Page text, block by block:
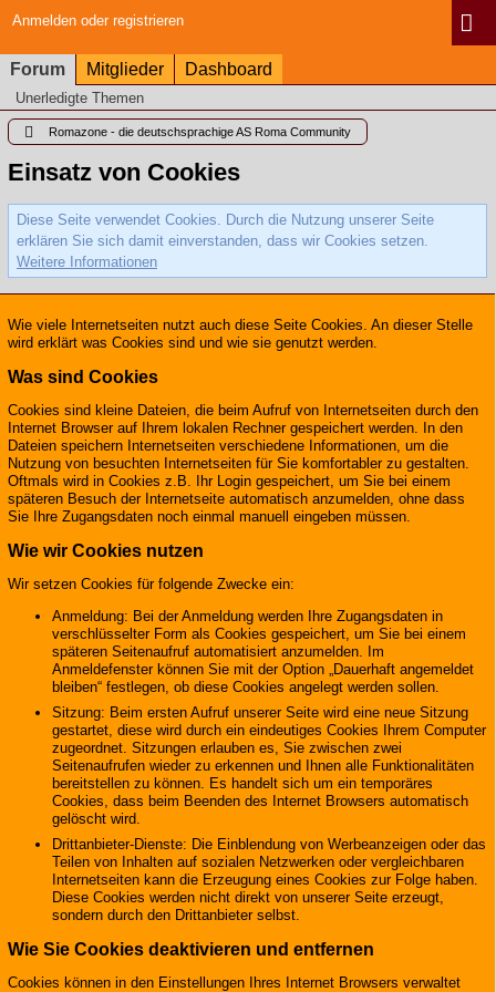
Anmelden oder registrieren
Forum Mitglieder Dashboard
Unerledigte Themen
Romazone - die deutschsprachige AS Roma Community
Einsatz von Cookies
Diese Seite verwendet Cookies. Durch die Nutzung unserer Seite
erklären Sie sich damit einverstanden, dass wir Cookies setzen.
Weitere Informationen
Wie viele Internetseiten nutzt auch diese Seite Cookies. An dieser Stelle
wird erklärt was Cookies sind und wie sie genutzt werden.
Was sind Cookies
Cookies sind kleine Dateien, die beim Aufruf von Internetseiten durch den
Internet Browser auf Ihrem lokalen Rechner gespeichert werden. In den
Dateien speichern Internetseiten verschiedene Informationen, um die
Nutzung von besuchten Internetseiten für Sie komfortabler zu gestalten.
Oftmals wird in Cookies z.B. Ihr Login gespeichert, um Sie bei einem
späteren Besuch der Internetseite automatisch anzumelden, ohne dass
Sie Ihre Zugangsdaten noch einmal manuell eingeben müssen.
Wie wir Cookies nutzen
Wir setzen Cookies für folgende Zwecke ein:
Anmeldung: Bei der Anmeldung werden Ihre Zugangsdaten in
verschlüsselter Form als Cookies gespeichert, um Sie bei einem
späteren Seitenaufruf automatisiert anzumelden. Im
Anmeldefenster können Sie mit der Option „Dauerhaft angemeldet
bleiben“ festlegen, ob diese Cookies angelegt werden sollen.
Sitzung: Beim ersten Aufruf unserer Seite wird eine neue Sitzung
gestartet, diese wird durch ein eindeutiges Cookies Ihrem Computer
zugeordnet. Sitzungen erlauben es, Sie zwischen zwei
Seitenaufrufen wieder zu erkennen und Ihnen alle Funktionalitäten
bereitstellen zu können. Es handelt sich um ein temporäres
Cookies, dass beim Beenden des Internet Browsers automatisch
gelöscht wird.
Drittanbieter-Dienste: Die Einblendung von Werbeanzeigen oder das
Teilen von Inhalten auf sozialen Netzwerken oder vergleichbaren
Internetseiten kann die Erzeugung eines Cookies zur Folge haben.
Diese Cookies werden nicht direkt von unserer Seite erzeugt,
sondern durch den Drittanbieter selbst.
Wie Sie Cookies deaktivieren und entfernen
Cookies können in den Einstellungen Ihres Internet Browsers verwaltet